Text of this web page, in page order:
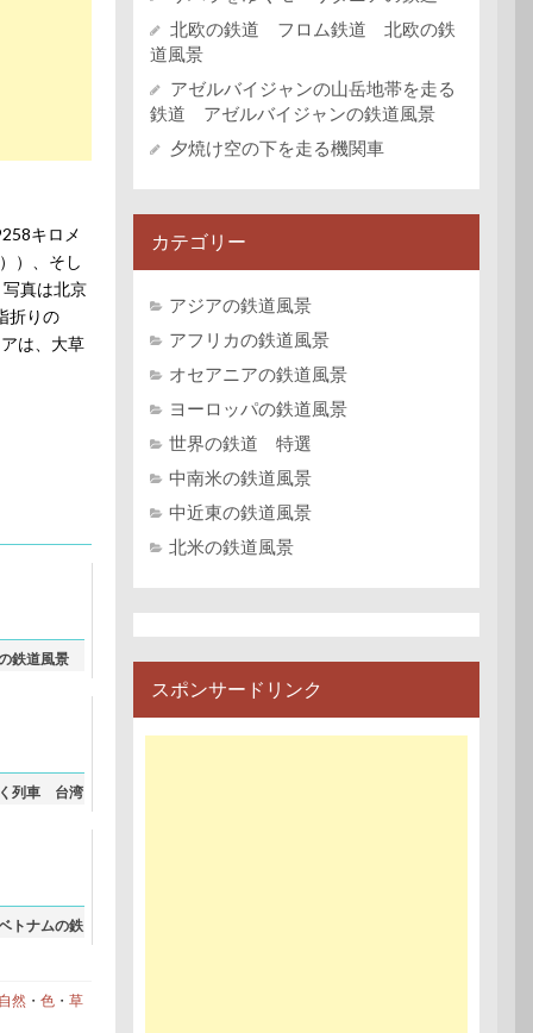
キロメ
）、そし
真は北京
折りの
は、大草
鉄道風景
く列車 台湾
トナムの鉄
然 ・ 色 ・ 草
北欧の鉄道 フロム鉄道 北欧の鉄
道風景
アゼルバイジャンの山岳地帯を走る
鉄道 アゼルバイジャンの鉄道風景
夕焼け空の下を走る機関車
カテゴリー
アジアの鉄道風景
アフリカの鉄道風景
オセアニアの鉄道風景
ヨーロッパの鉄道風景
世界の鉄道 特選
中南米の鉄道風景
中近東の鉄道風景
北米の鉄道風景
スポンサードリンク